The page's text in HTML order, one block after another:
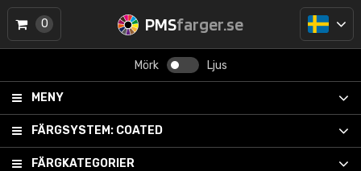
PMSfarger.se
Mörk Ljus
MENY
FÄRGSYSTEM: COATED
FÄRGKATEGORIER
0